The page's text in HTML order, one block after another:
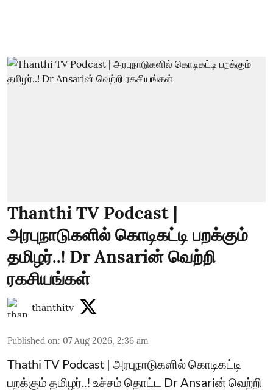
Thanthi TV Podcast |
அரபுநாடுகளில் கொடிகட்டி பறக்கும்
தமிழர்..! Dr Ansariன் வெற்றி
ரகசியங்கள்
thanthitv
Published on: 07 Aug 2026, 2:36 am
Thathi TV Podcast | அரபுநாடுகளில் கொடிகட்டி
பறக்கும் தமிழர்..! உச்சம் தொட்ட Dr Ansariன் வெற்றி